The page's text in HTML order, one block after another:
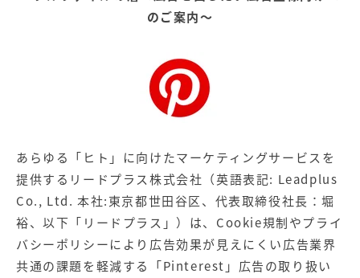
【店舗型ビジネス向け】エリ
【金融機関向け】マーケティ
ング
サービス
サービス
広告プロモーションの製品
【クリニック向け】新規集患
Web広告サービス
【歯科業界向け】新規集患
Web広告パッケージ
のご案内～
あらゆる「ヒト」に向けたマーケティングサービスを
提供するリードプラス株式会社（英語表記: Leadplus
Co., Ltd. 本社:東京都世田谷区、代表取締役社長：堀
裕、以下「リードプラス」）は、Cookie規制やプライ
バシーポリシーにより広告効果が見えにくい広告業界
共通の課題を軽減する「Pinterest」広告の取り扱い